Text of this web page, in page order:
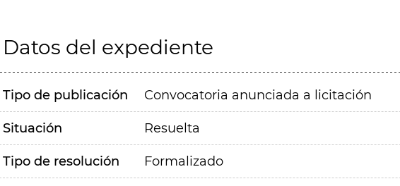
Datos del expediente
Tipo de publicación Convocatoria anunciada a licitación
Situación Resuelta
Tipo de resolución Formalizado